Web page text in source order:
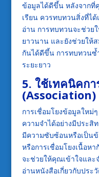
ข้อมูลได้ดีขึ้น หลังจาก
เรียน ควรทบทวนสิ่งที่ไ
อ่าน การทบทวนจะช่วย
ยาวนาน และยังช่วยให้
กันได้ดีขึ้น การทบทวนซ้
ระยะยาว
5. ใช้เทคนิคกา
(Association)
การเชื่อมโยงข้อมูลใหม่
ความจำได้อย่างมีประสิ
มีความซับซ้อนหรือเป็น
หรือการเชื่อมโยงเนื้อ
จะช่วยให้คุณเข้าใจแล
อ่านหนังสือเกี่ยวกับประ